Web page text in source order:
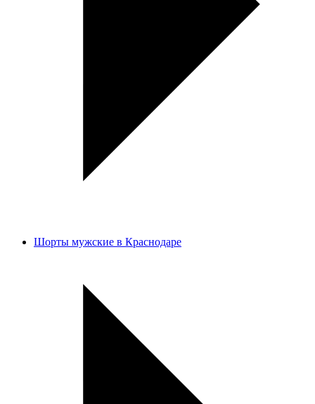
Шорты мужские в Краснодаре